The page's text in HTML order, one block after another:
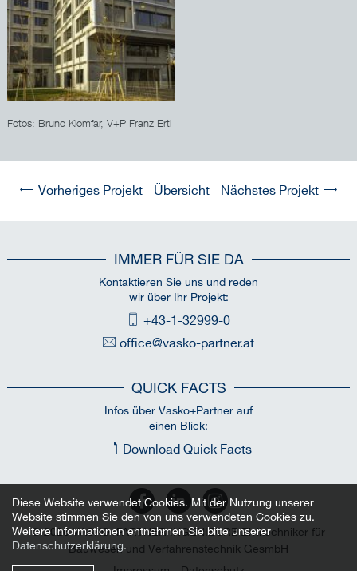
Fotos: Bruno Klomfar, V+P Franz Ertl
Vorheriges Projekt Übersicht Nächstes Projekt
IMMER FÜR SIE DA
Kontaktieren Sie uns und reden
wir über Ihr Projekt:
+43-1-32999-0
office@vasko-partner.at
QUICK FACTS
Infos über Vasko+Partner auf
einen Blick:
Download Quick Facts
© 2026 VASKO+PARTNER INGENIEURE Ziviltechniker für
Bauwesen und Verfahrenstechnik GesmbH
Diese Website verwendet Cookies. Mit der Nutzung unserer
Website stimmen Sie den von uns verwendeten Cookies zu.
Weitere Informationen entnehmen Sie bitte unserer
Datenschutzerklärung.